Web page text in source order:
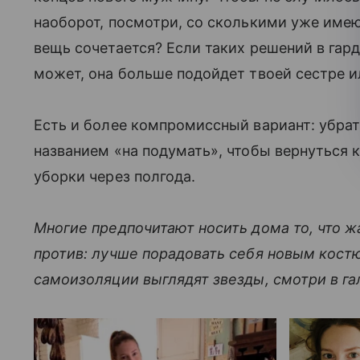
наоборот, посмотри, со сколькими уже
вещь сочетается? Если таких решений в
может, она больше подойдет твоей сестре
Есть и более компромиссный вариант:
названием «на подумать», чтобы
уборки через полгода.
Многие предпочитают носить дома то, что
против: лучше порадовать себя новым
самоизоляции выглядят звезды, смотри в